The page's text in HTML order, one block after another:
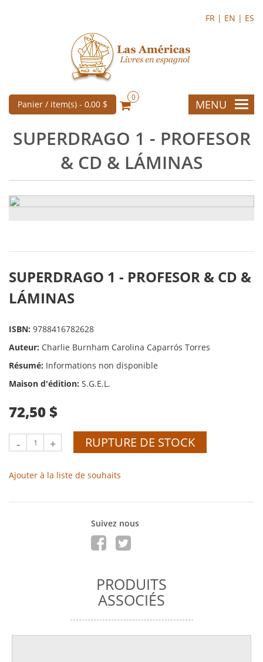
FR | EN | ES
Panier / item(s) - 0,00 $
0
MENU
SUPERDRAGO 1 - PROFESOR
& CD & LÁMINAS
SUPERDRAGO 1 - PROFESOR & CD &
LÁMINAS
ISBN: 9788416782628
Auteur: Charlie Burnham Carolina Caparrós Torres
Résumé: Informations non disponible
Maison d'édition: S.G.E.L.
72,50 $
- + RUPTURE DE STOCK
Ajouter à la liste de souhaits
Suivez nous
PRODUITS
ASSOCIÉS